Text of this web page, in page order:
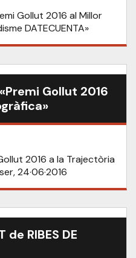
Gollut 2016 al Millor
DATECUENTA»
Gollut 2016
2016 a la Trajectòria
24·06·2016
de RIBES DE